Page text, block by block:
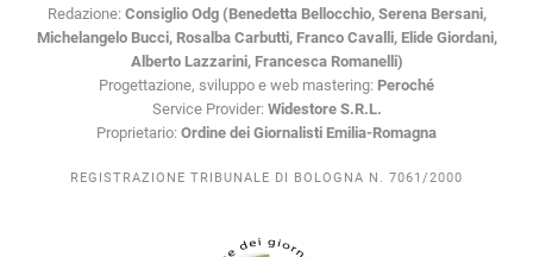
Redazione: Consiglio Odg (Benedetta Bellocchio, Serena Bersani,
Michelangelo Bucci, Rosalba Carbutti, Franco Cavalli, Elide Giordani,
Alberto Lazzarini, Francesca Romanelli)
Progettazione, sviluppo e web mastering: Peroché
Service Provider: Widestore S.R.L.
Proprietario: Ordine dei Giornalisti Emilia-Romagna
REGISTRAZIONE TRIBUNALE DI BOLOGNA N. 7061/2000